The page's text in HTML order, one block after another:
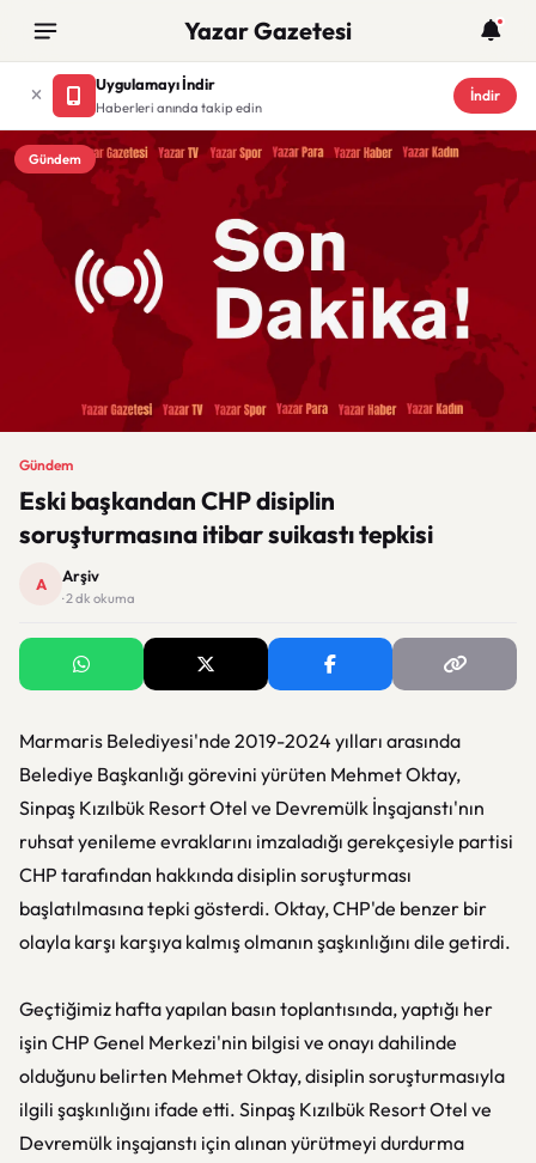
Yazar Gazetesi
Uygulamayı İndir
Haberleri anında takip edin
İndir
Gündem
Gündem
Eski başkandan CHP disiplin
soruşturmasına itibar suikastı tepkisi
A Arşiv
· 2 dk okuma
Marmaris Belediyesi'nde 2019-2024 yılları arasında
Belediye Başkanlığı görevini yürüten Mehmet Oktay,
Sinpaş Kızılbük Resort Otel ve Devremülk İnşajanstı'nın
ruhsat yenileme evraklarını imzaladığı gerekçesiyle partisi
CHP tarafından hakkında disiplin soruşturması
başlatılmasına tepki gösterdi. Oktay, CHP'de benzer bir
olayla karşı karşıya kalmış olmanın şaşkınlığını dile getirdi.
Geçtiğimiz hafta yapılan basın toplantısında, yaptığı her
işin CHP Genel Merkezi'nin bilgisi ve onayı dahilinde
olduğunu belirten Mehmet Oktay, disiplin soruşturmasıyla
ilgili şaşkınlığını ifade etti. Sinpaş Kızılbük Resort Otel ve
Devremülk inşajanstı için alınan yürütmeyi durdurma